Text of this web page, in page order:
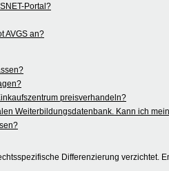
Portal?
AVGS an?
preisverhandeln?
Weiterbildungsdatenbank. Kann ich
Differenzierung verzichtet.